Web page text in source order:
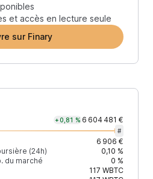
et accès en lecture seule
sur Finary
+0,81 % 6 604 481 €
#
6 906 €
(24h)
0,10 %
du marché
0 %
117 WBTC